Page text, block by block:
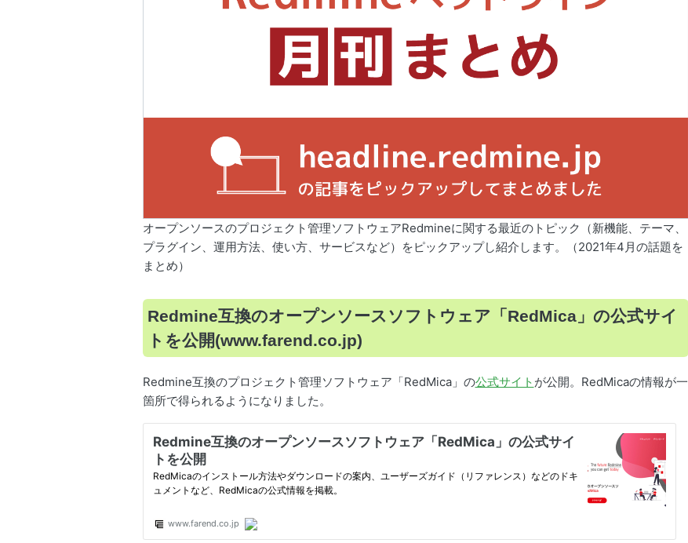
オープンソースのプロジェクト管理ソフトウェアRedmineに関する最近のトピック（新機能、テーマ、
プラグイン、運用方法、使い方、サービスなど）をピックアップし紹介します。（2021年4月の話題を
まとめ）
Redmine互換のオープンソースソフトウェア「RedMica」の公式サイ
トを公開(www.farend.co.jp)
Redmine互換のプロジェクト管理ソフトウェア「RedMica」の公式サイト が公開。RedMicaの情報が一
箇所で得られるようになりました。